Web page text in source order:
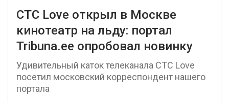
СТС Love открыл в Москве
кинотеатр на льду: портал
Tribuna.ee опробовал новинку
Удивительный каток телеканала СТС Love
посетил московский корреспондент нашего
портала